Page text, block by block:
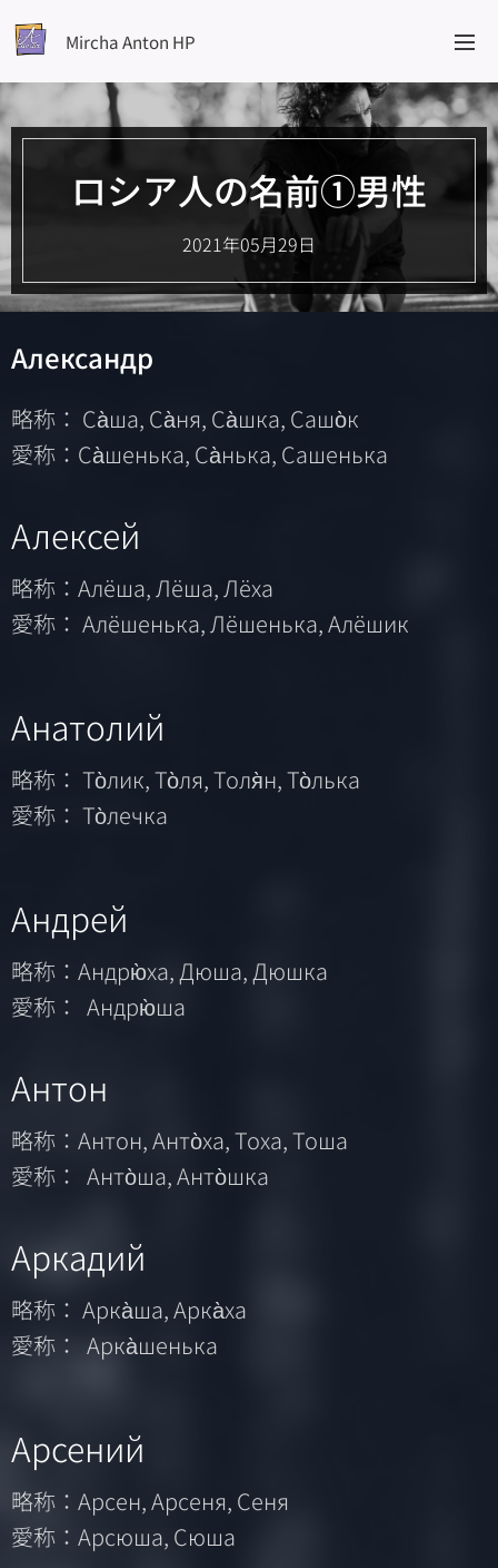
Mircha Anton HP
ロシア人の名前①男性
2021年05月29日
Александр
略称： Са̀ша, Са̀ня, Са̀шка, Сашо̀к
愛称：Са̀шенька, Са̀нька, Сашенька
Алексей
略称：Алёша, Лёша, Лёха
愛称： Алёшенька, Лёшенька, Алёшик
Анатолий
略称： То̀лик, То̀ля, Толя̀н, То̀лька
愛称： То̀лечка
Андрей
略称：Андрю̀ха, Дюша, Дюшка
愛称： Андрю̀ша
Антон
略称：Антон, Анто̀ха, Тоха, Тоша
愛称： Анто̀ша, Анто̀шка
Аркадий
略称： Арка̀ша, Арка̀ха
愛称： Арка̀шенька
Арсений
略称：Арсен, Арсеня, Сеня
愛称：Арсюша, Сюша